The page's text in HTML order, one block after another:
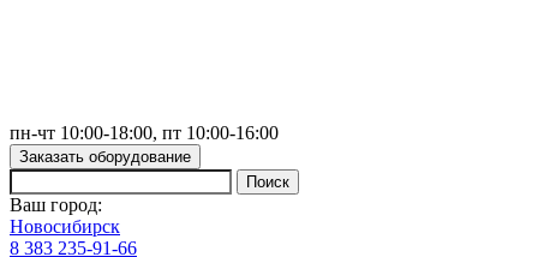
пн-чт 10:00-18:00, пт 10:00-16:00
Заказать оборудование
Ваш город:
Новосибирск
8 383 235-91-66